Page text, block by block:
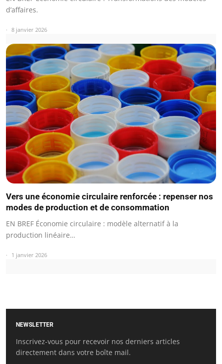
d’affaires.
8 janvier 2026
Vers une économie circulaire renforcée : repenser nos
modes de production et de consommation
EN BREF Économie circulaire : modèle alternatif à la
production linéaire…
1 janvier 2026
NEWSLETTER
Inscrivez-vous pour recevoir nos derniers articles
directement dans votre boîte mail.